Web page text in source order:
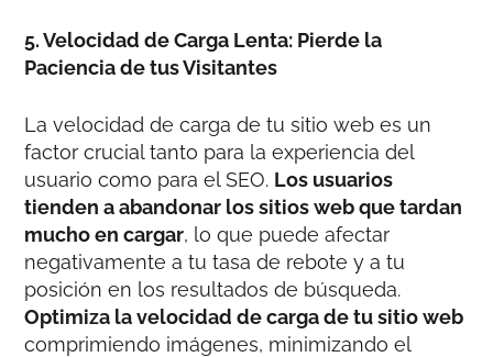
5. Velocidad de Carga Lenta: Pierde la
Paciencia de tus Visitantes
La velocidad de carga de tu sitio web es un
factor crucial tanto para la experiencia del
usuario como para el SEO. Los usuarios
tienden a abandonar los sitios web que tardan
mucho en cargar, lo que puede afectar
negativamente a tu tasa de rebote y a tu
posición en los resultados de búsqueda.
Optimiza la velocidad de carga de tu sitio web
comprimiendo imágenes, minimizando el